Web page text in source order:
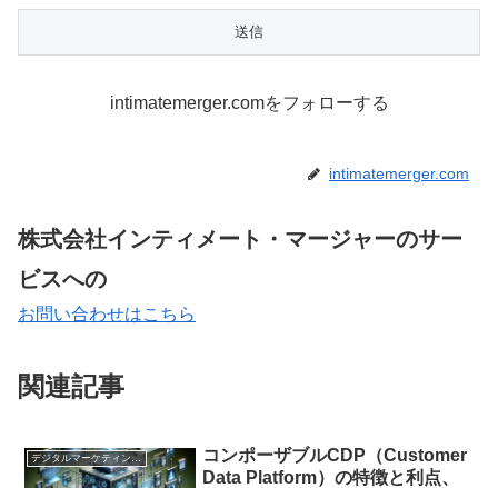
intimatemerger.comをフォローする
intimatemerger.com
株式会社インティメート・マージャーのサー
ビスへの
お問い合わせはこちら
関連記事
デジタルマーケティング基礎
コンポーザブルCDP（Customer
Data Platform）の特徴と利点、